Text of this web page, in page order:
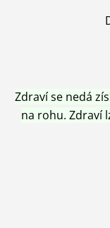
Zdraví se nedá
na rohu. Zdraví